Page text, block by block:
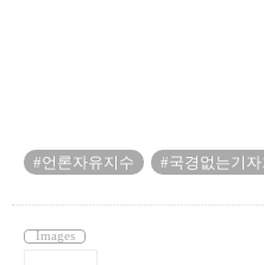
#언론자유지수 #국경없는기자
Images